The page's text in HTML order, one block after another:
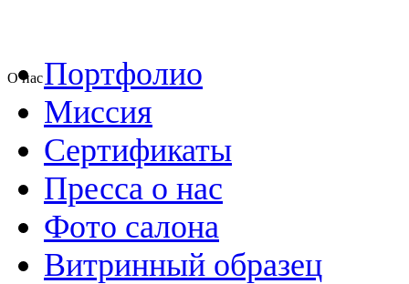
О насПортфолио
Миссия
Сертификаты
Пресса о нас
Фото салона
Витринный образец